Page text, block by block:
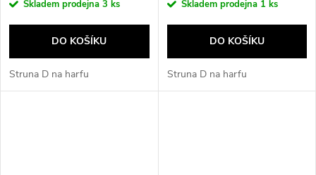
Skladem prodejna 3 ks
DO KOŠÍKU
Struna D na harfu
Skladem prodejna 1 ks
DO KOŠÍKU
Struna D na harfu